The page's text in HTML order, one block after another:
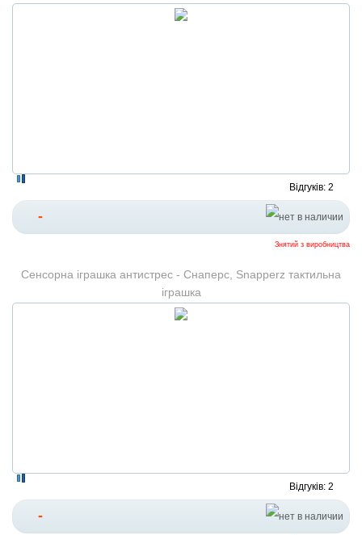
Відгуків: 2
-
Знятий з виробництва
Сенсорна іграшка антистрес - Снаперс, Snapperz тактильна
іграшка
Відгуків: 2
-